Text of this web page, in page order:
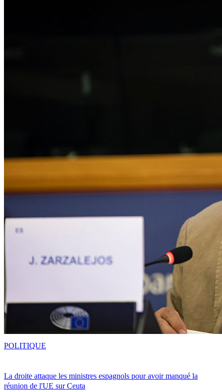
La droite attaque les ministres espagnols pour avoir manqué la
réunion de l'UE sur Ceuta
POLITIQUE